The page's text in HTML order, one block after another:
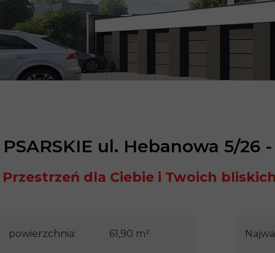
Przestrzeń dla Ciebie i Twoich
powierzchnia: 61,90 m²
PSARSKIE ul. Hebanowa 5/26